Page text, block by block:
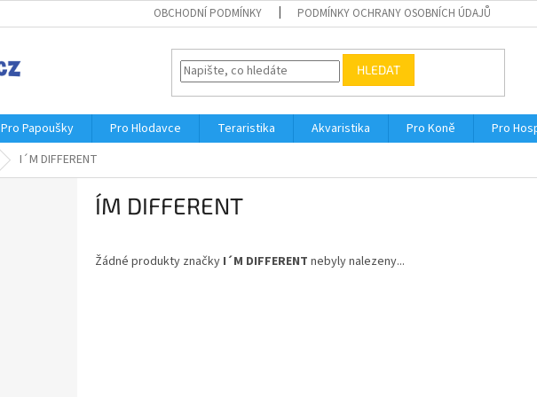
OBCHODNÍ PODMÍNKY PODMÍNKY OCHRANY OSOBNÍCH ÚDAJŮ
HLEDAT
Pro Papoušky Pro Hlodavce Teraristika Akvaristika Pro Koně Pro
I´M DIFFERENT
I´M DIFFERENT
Žádné produkty značky I´M DIFFERENT nebyly nalezeny...